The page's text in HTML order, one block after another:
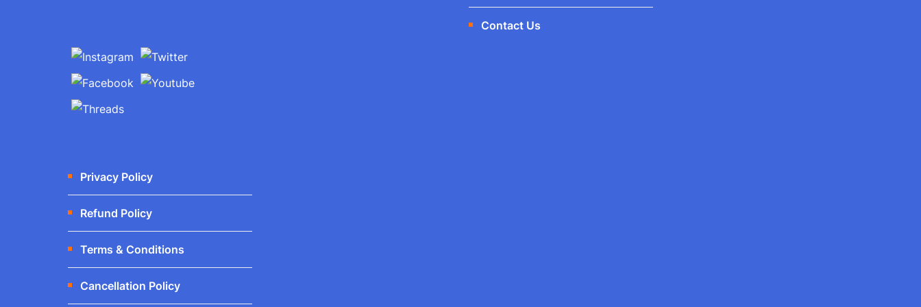
Privacy Policy
Refund Policy
Terms & Conditions
Cancellation Policy
Contact Us